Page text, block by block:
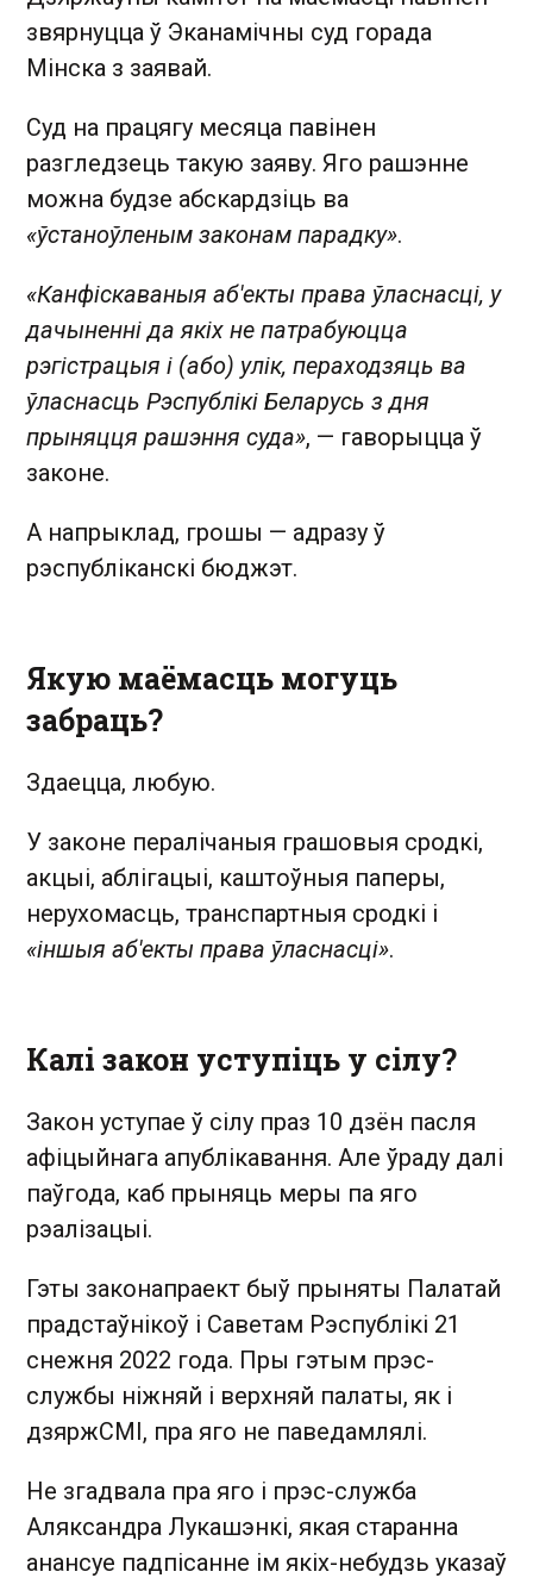
звярнуцца ў Эканамічны суд горада
Мінска з заявай.
Суд на працягу месяца павінен
разгледзець такую заяву. Яго рашэнне
можна будзе абскардзіць ва
«ўстаноўленым законам парадку».
«Канфіскаваныя аб'екты права ўласнасці, у
дачыненні да якіх не патрабуюцца
рэгістрацыя і (або) улік, пераходзяць ва
ўласнасць Рэспублікі Беларусь з дня
прыняцця рашэння суда», — гаворыцца ў
законе.
А напрыклад, грошы — адразу ў
рэспубліканскі бюджэт.
Якую маёмасць могуць
забраць?
Здаецца, любую.
У законе пералічаныя грашовыя сродкі,
акцыі, аблігацыі, каштоўныя паперы,
нерухомасць, транспартныя сродкі і
«іншыя аб'екты права ўласнасці».
Калі закон уступіць у сілу?
Закон уступае ў сілу праз 10 дзён пасля
афіцыйнага апублікавання. Але ўраду далі
паўгода, каб прыняць меры па яго
рэалізацыі.
Гэты законапраект быў прыняты Палатай
прадстаўнікоў і Саветам Рэспублікі 21
снежня 2022 года. Пры гэтым прэс-
службы ніжняй і верхняй палаты, як і
дзяржСМІ, пра яго не паведамлялі.
Не згадвала пра яго і прэс-служба
Аляксандра Лукашэнкі, якая старанна
анансуе падпісанне ім якіх-небудзь указаў